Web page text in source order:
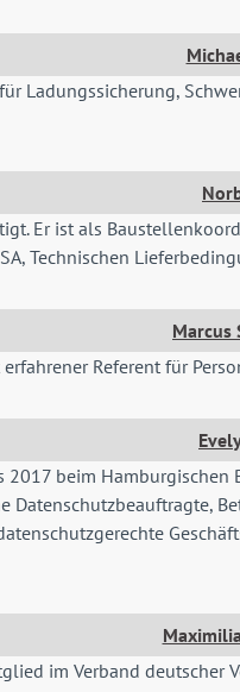
Ladungssicherung,
Er ist als
Technischen
Marcus
Referent für
beim
im Verband deutscher